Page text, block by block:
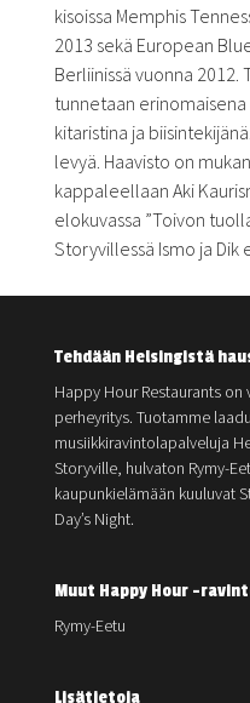
kisoissa Memphis
2013 sekä European
Berliinissä vuonna
tunnetaan
kitaristina ja
levyä. Haavisto on
kappaleellaan Aki
elokuvassa ”Toivon
Storyvillessä Ismo ja Dik
Tehdään Helsingistä
Happy Hour Restaurants
perheyritys. Tuotamme
musiikkiravintolapalveluja
Storyville, hulvaton Rymy-
kaupunkielämään kuuluvat
Day’s Night.
Muut Happy Hour -
Rymy-Eetu
Lisätietoja